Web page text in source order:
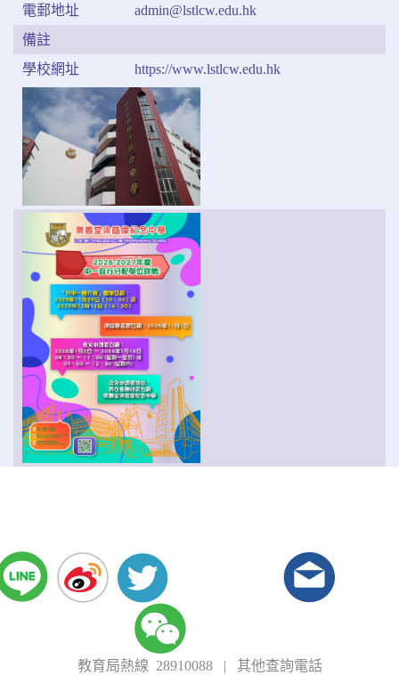
電郵地址
admin@lstlcw.edu.hk
備註
學校網址
https://www.lstlcw.edu.hk
教育局熱線 28910088| 其他查詢電話